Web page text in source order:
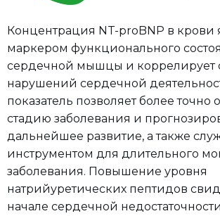
Концентрация NT-proBNP в крови
маркером функционального
сердечной мышцы и коррелирует
нарушений сердечной
показатель позволяет более точно
стадию заболевания и
дальнейшее развитие, а также
инструментом для длительного
заболевания. Повышение уровня
натрийуретических пептидов
начале сердечной